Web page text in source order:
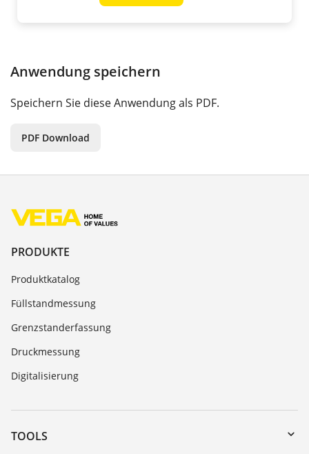
Anwendung speichern
Speichern Sie diese Anwendung als PDF.
PDF Download
PRODUKTE
Produktkatalog
Füllstandmessung
Grenzstanderfassung
Druckmessung
Digitalisierung
TOOLS